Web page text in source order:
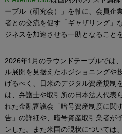
ーブル（研究会）」を軸に、会員企
者との交流を促す「ギャザリング」
ジネスを加速させる一助となること
2026年1月のラウンドテーブルでは
ル展開を見据えたポジショニングや
げるべく、日米のデジタル資産規制
は、弁護士や取引所の日本法人代表
れた金融審議会「暗号資産制度に関
告」の詳細や、暗号資産取引業者が
ンした。また米国の現状については